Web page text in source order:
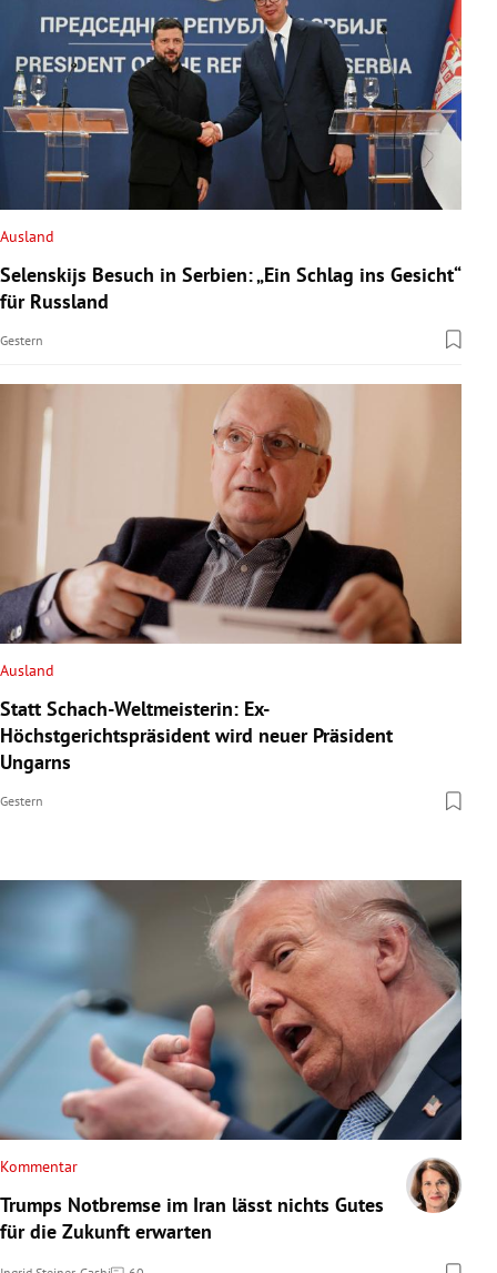
Ausland
Selenskijs Besuch in Serbien: „Ein Schlag ins Gesicht“
für Russland
Gestern
Ausland
Statt Schach-Weltmeisterin: Ex-
Höchstgerichtspräsident wird neuer Präsident
Ungarns
Gestern
Kommentar
Trumps Notbremse im Iran lässt nichts Gutes
für die Zukunft erwarten